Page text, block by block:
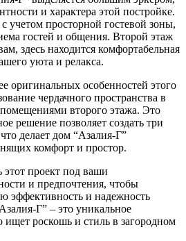
и характера этой постройке.
учетом просторной гостевой зоны,
гостей и общения. Второй этаж
здесь находится комфортабельная
уюта и релакса.
оригинальных особенностей этого
чердачного пространства в
помещениями второго этажа. Это
решение позволяет создать три
делает дом “Азалия-Г”
комфорт и простор.
проект под ваши
и предпочтения, чтобы
эффективность и надежность
Г” – это уникальное
ищет роскошь и стиль в загородном